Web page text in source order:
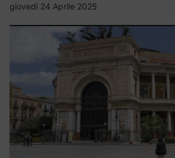
giovedì 24 Aprile 2025